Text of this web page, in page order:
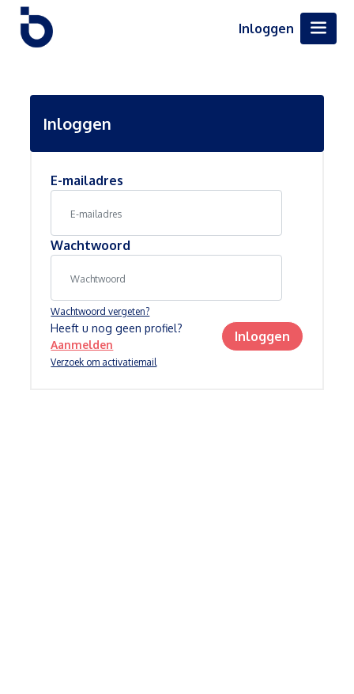
Inloggen
Inloggen
E-mailadres
Wachtwoord
Wachtwoord vergeten?
Verzoek om activatiemail
Heeft u nog geen profiel?
Aanmelden
Inloggen